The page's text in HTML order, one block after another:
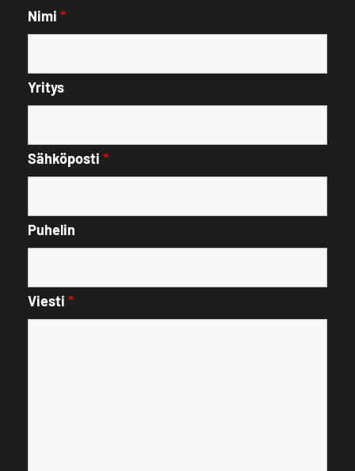
Nimi *
Yritys
Sähköposti *
Puhelin
Viesti *